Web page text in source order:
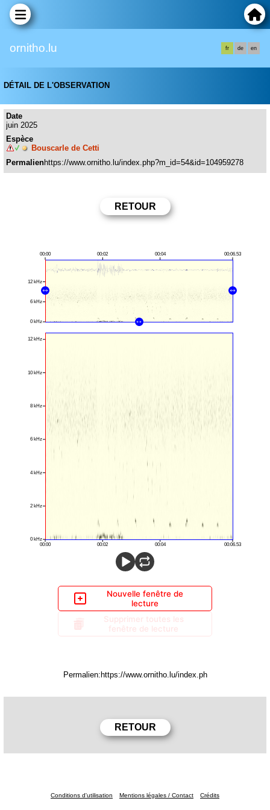
ornitho.lu fr de en
DÉTAIL DE L'OBSERVATION
Date
juin 2025
Espèce
Bouscarle de Cetti
Permalien
Nouvelle fenêtre de
lecture
Supprimer toutes les
fenêtre de lecture
Permalien:
Conditions d'utilisation Mentions légales / Contact Crédits